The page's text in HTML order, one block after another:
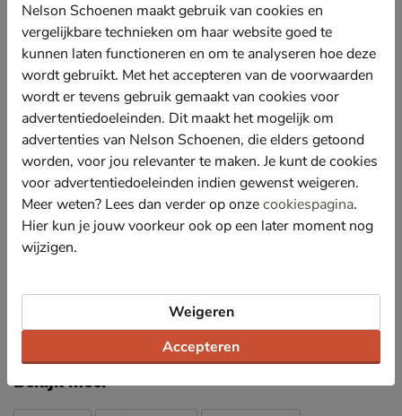
Birkenstock Arizona Eva heren slipper
Deze slippers zitten erg comfortabel door het wel
bekende Birkenstock voetbed. Een groot voordeel van
de Arizona Eva is dat deze van rubber is gemaakt en
dus tegen water kan. Ideaal voor een strandvakantie!
Volledig uitgevoerd in EVA. Dit materiaal biedt een
goede demping en schokabsorptie.
Beschikt over verstelbare banden op de voet.
Dit model heeft een normale tot brede pasvorm.
Gemaakt met een duurzamer productieproces wat
beter is voor het milieu.
Specificaties
Bekijk meer
Nelson Schoenen maakt gebruik van cookies en
vergelijkbare technieken om haar website goed te
kunnen laten functioneren en om te analyseren hoe deze
wordt gebruikt. Met het accepteren van de voorwaarden
wordt er tevens gebruik gemaakt van cookies voor
advertentiedoeleinden. Dit maakt het mogelijk om
advertenties van Nelson Schoenen, die elders getoond
worden, voor jou relevanter te maken. Je kunt de cookies
voor advertentiedoeleinden indien gewenst weigeren.
Meer weten? Lees dan verder op onzecookiespagina.
Hier kun je jouw voorkeur ook op een later moment nog
wijzigen.
Accepteren
Weigeren